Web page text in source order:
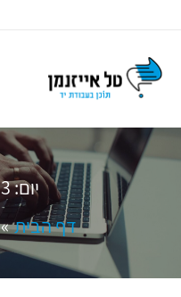
יום:3 ביוני 2026
דף הבית